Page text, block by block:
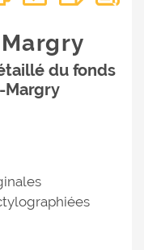
du fonds
Margry